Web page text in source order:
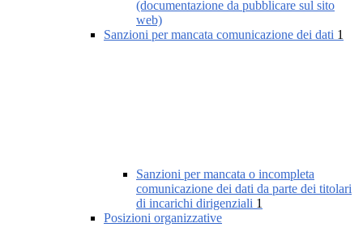
(documentazione da pubblicare sul sito
web)
Sanzioni per mancata comunicazione dei dati 1
Sanzioni per mancata o incompleta
comunicazione dei dati da parte dei titolari
di incarichi dirigenziali 1
Posizioni organizzative